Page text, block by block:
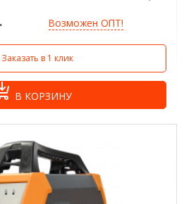
Возможен ОПТ!
Заказать в 1 клик
В КОРЗИНУ